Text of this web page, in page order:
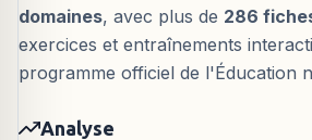
domaines, avec plus de 286
exercices et entraînements
programme officiel de l'Éducation
Analyse